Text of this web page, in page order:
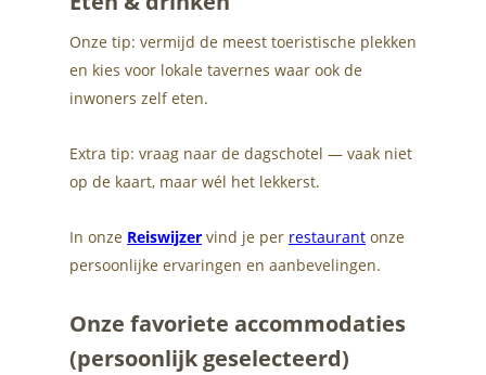
Onze tip: vermijd de meest toeristische plekken
en kies voor lokale tavernes waar ook de
inwoners zelf eten.
Extra tip: vraag naar de dagschotel — vaak niet
op de kaart, maar wél het lekkerst.
In onze Reiswijzer vind je per restaurant onze
persoonlijke ervaringen en aanbevelingen.
Onze favoriete accommodaties
(persoonlijk geselecteerd)